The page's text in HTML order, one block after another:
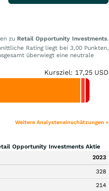
zu Retail Opportunity Investments.
Rating liegt bei 3,00 Punkten,
überwiegt eine neutrale
Kursziel: 17,25 USD
Weitere Analysteneinschätzungen »
Opportunity Investments Aktie
2023
328
214